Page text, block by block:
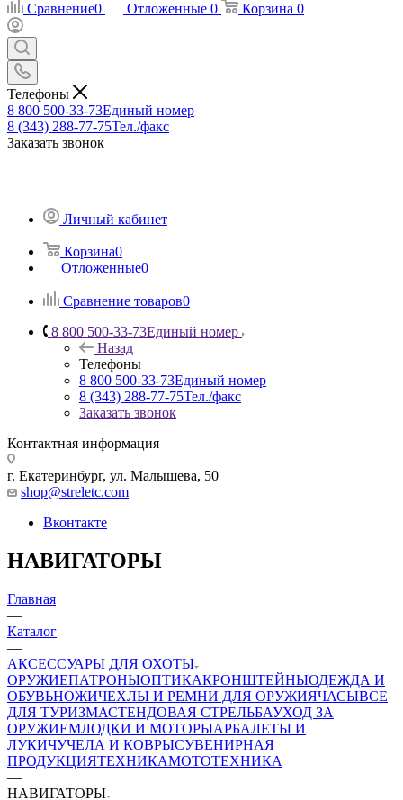
Сравнение0 Отложенные 0 Корзина 0
Телефоны
8 800 500-33-73Единый номер
8 (343) 288-77-75Тел./факс
Заказать звонок
Личный кабинет
Корзина0
Отложенные0
Сравнение товаров0
8 800 500-33-73Единый номер
Назад
Телефоны
8 800 500-33-73Единый номер
8 (343) 288-77-75Тел./факс
Заказать звонок
Контактная информация
г. Екатеринбург, ул. Малышева, 50
shop@streletc.com
Вконтакте
НАВИГАТОРЫ
Главная
—
Каталог
—
АКСЕССУАРЫ ДЛЯ ОХОТЫ
ОРУЖИЕПАТРОНЫОПТИКАКРОНШТЕЙНЫОДЕЖДА И
ОБУВЬНОЖИЧЕХЛЫ И РЕМНИ ДЛЯ ОРУЖИЯЧАСЫВСЕ
ДЛЯ ТУРИЗМАСТЕНДОВАЯ СТРЕЛЬБАУХОД ЗА
ОРУЖИЕМЛОДКИ И МОТОРЫАРБАЛЕТЫ И
ЛУКИЧУЧЕЛА И КОВРЫСУВЕНИРНАЯ
ПРОДУКЦИЯТЕХНИКАМОТОТЕХНИКА
—
НАВИГАТОРЫ